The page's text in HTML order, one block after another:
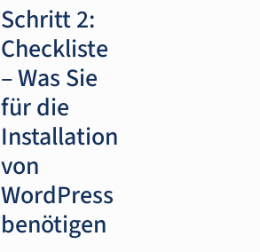
Schritt 2:
Checkliste
– Was Sie
für die
Installation
von
WordPress
benötigen